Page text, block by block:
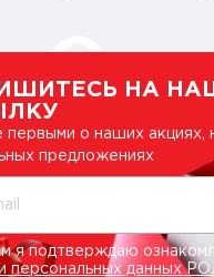
НА
первыми о наших акциях,
предложениях
я подтверждаю
персональных данных